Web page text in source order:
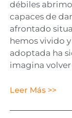
débiles
capaces de
afrontado
hemos vivido
adoptada ha
imagina
Leer Más >>